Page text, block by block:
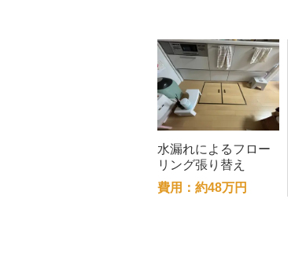
水漏れによるフロー
リング張り替え
費用：約48万円